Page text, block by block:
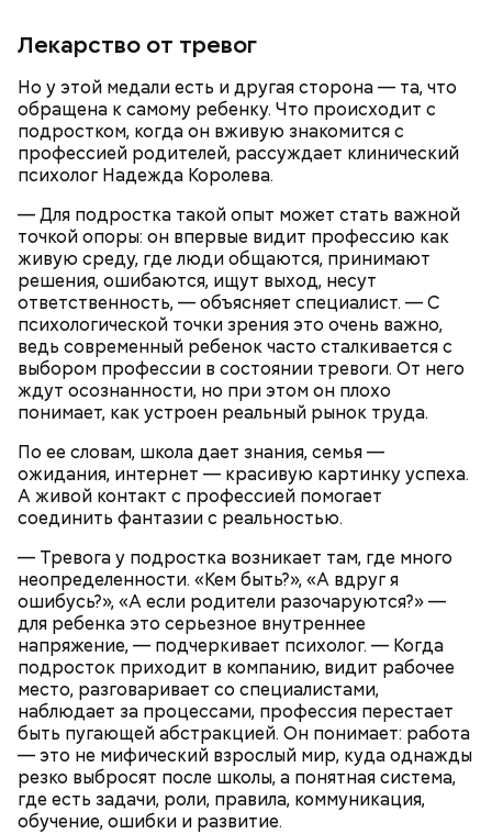
Лекарство от тревог
Но у этой медали есть и другая сторона — та, что
обращена к самому ребенку. Что происходит с
подростком, когда он вживую знакомится с
профессией родителей, рассуждает клинический
психолог Надежда Королева.
— Для подростка такой опыт может стать важной
точкой опоры: он впервые видит профессию как
живую среду, где люди общаются, принимают
решения, ошибаются, ищут выход, несут
ответственность, — объясняет специалист. — С
психологической точки зрения это очень важно,
ведь современный ребенок часто сталкивается с
выбором профессии в состоянии тревоги. От него
ждут осознанности, но при этом он плохо
понимает, как устроен реальный рынок труда.
По ее словам, школа дает знания, семья —
ожидания, интернет — красивую картинку успеха.
А живой контакт с профессией помогает
соединить фантазии с реальностью.
— Тревога у подростка возникает там, где много
неопределенности. «Кем быть?», «А вдруг я
ошибусь?», «А если родители разочаруются?» —
для ребенка это серьезное внутреннее
напряжение, — подчеркивает психолог. — Когда
подросток приходит в компанию, видит рабочее
место, разговаривает со специалистами,
наблюдает за процессами, профессия перестает
быть пугающей абстракцией. Он понимает: работа
— это не мифический взрослый мир, куда однажды
резко выбросят после школы, а понятная система,
где есть задачи, роли, правила, коммуникация,
обучение, ошибки и развитие.
Что понадобится:
Кабачок — 1 шт.
Филе куриной грудки — 110 гр.
Помидоры черри — 5 шт.
Базилик зеленый — 1 веточка.
Оливковое масло — 15 мл.
Чеснок — 3 зубчика.
Сметана — 1 ст. ложка.
Соль и перец — по вкусу.